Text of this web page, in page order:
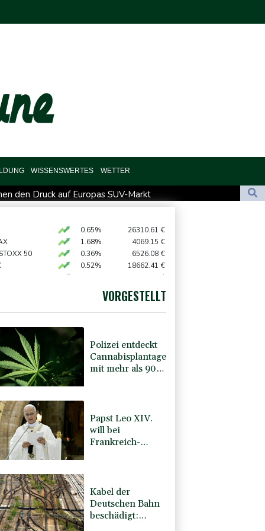
WISSENSWERTES WETTER
den Druck auf Europas SUV-Markt
ermittelt wegen Sabotage
lässt sich Ziele von der KI vorschlagen
Lina E.
0.65% 26310.61 €
1.68% 4069.15 €
50
0.36% 6526.08 €
0.52% 18662.41 €
$
32462.58 €
1.1566 $
VORGESTELLT
Polizei entdeckt
Cannabisplantage
mit mehr als 900
Papst Leo XIV.
will bei
Frankreich-
Kabel der
Deutschen Bahn
beschädigt: